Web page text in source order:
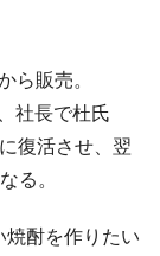
販売。
社長で杜氏
復活させ、翌
る。
酎を作りたい